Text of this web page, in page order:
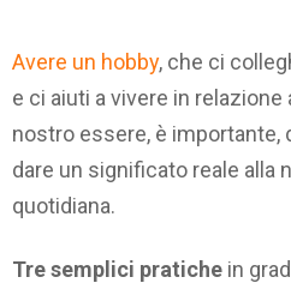
Avere un hobby, che ci
e ci aiuti a vivere in relazione
nostro essere, è importante,
dare un significato reale alla
quotidiana.
Tre semplici pratiche in